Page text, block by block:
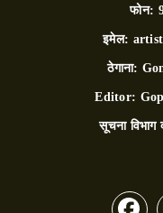
फोन:
इमेल:
ठेगाना:
Editor:
सूचना विभाग